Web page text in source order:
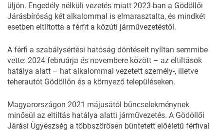
üljön. Engedély nélküli vezetés miatt 2023-ban a Gödöllői
Járásbíróság két alkalommal is elmarasztalta, és mindkét
esetben eltiltotta a férfit a közúti járművezetéstől.
A férfi a szabálysértési hatóság döntéseit nyíltan semmibe
vette: 2024 februárja és novembere között – az eltiltások
hatálya alatt – hat alkalommal vezetett személy-, illetve
teherautót Gödöllőn és a környező településeken.
Magyarországon 2021 májusától bűncselekménynek
minősül az eltiltás hatálya alatti járművezetés. A Gödöllői
Járási Ügyészség a többszörösen büntetett előéletű férfival